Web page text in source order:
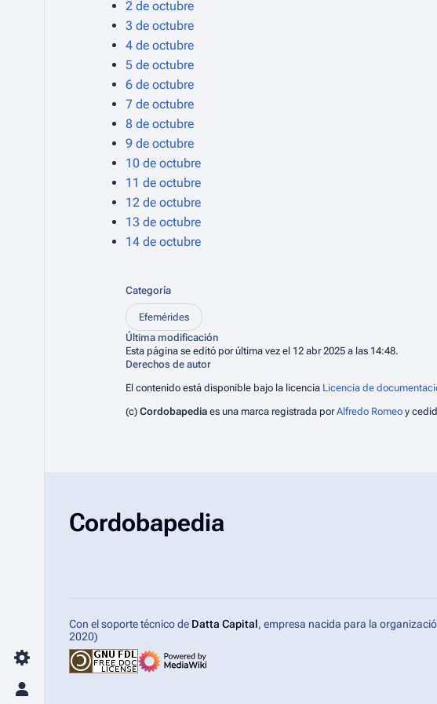
Toggle preferences menu
Menú alternativo personal
2 de octubre
3 de octubre
4 de octubre
5 de octubre
6 de octubre
7 de octubre
8 de octubre
9 de octubre
10 de octubre
11 de octubre
12 de octubre
13 de octubre
14 de octubre
Categoría
Efemérides
Última modificación
Esta página se editó por última vez el 12 abr 2025 a las 14:48.
Derechos de autor
El contenido está disponible bajo la licencia Licencia de
(c) Cordobapedia es una marca registrada porAlfredo Romeo y
Cordobapedia
Con el soporte técnico de Datta Capital, empresa nacida para la
2020)